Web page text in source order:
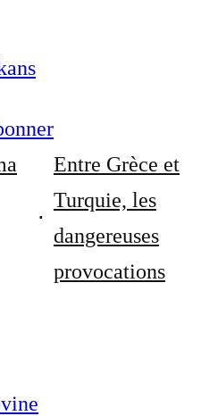
Entre Grèce et
Turquie, les
dangereuses
provocations